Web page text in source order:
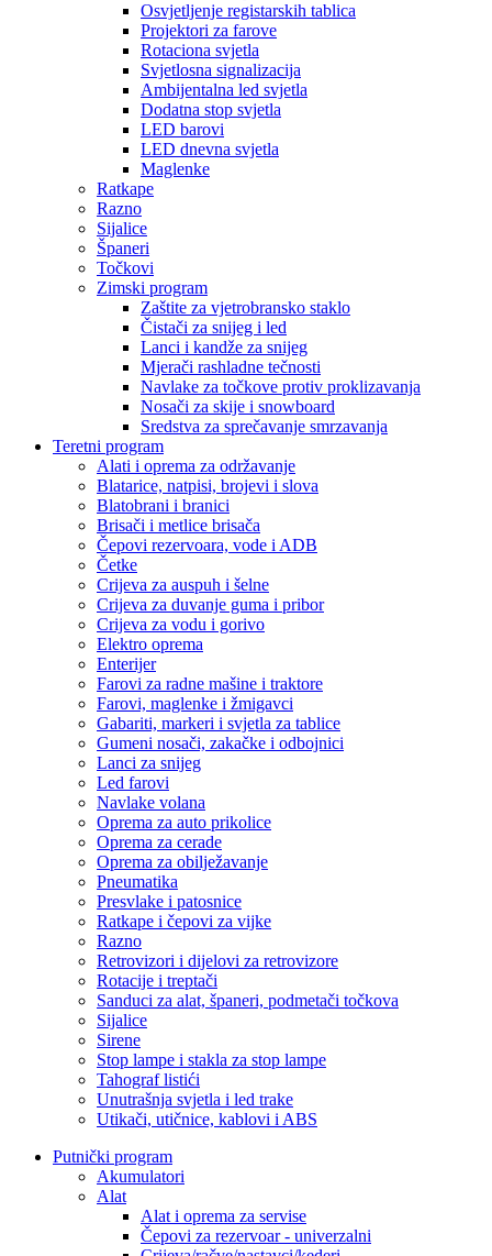
Osvjetljenje registarskih tablica
Projektori za farove
Rotaciona svjetla
Svjetlosna signalizacija
Ambijentalna led svjetla
Dodatna stop svjetla
LED barovi
LED dnevna svjetla
Maglenke
Ratkape
Razno
Sijalice
Španeri
Točkovi
Zimski program
Zaštite za vjetrobransko staklo
Čistači za snijeg i led
Lanci i kandže za snijeg
Mjerači rashladne tečnosti
Navlake za točkove protiv proklizavanja
Nosači za skije i snowboard
Sredstva za sprečavanje smrzavanja
Teretni program
Alati i oprema za održavanje
Blatarice, natpisi, brojevi i slova
Blatobrani i branici
Brisači i metlice brisača
Čepovi rezervoara, vode i ADB
Četke
Crijeva za auspuh i šelne
Crijeva za duvanje guma i pribor
Crijeva za vodu i gorivo
Elektro oprema
Enterijer
Farovi za radne mašine i traktore
Farovi, maglenke i žmigavci
Gabariti, markeri i svjetla za tablice
Gumeni nosači, zakačke i odbojnici
Lanci za snijeg
Led farovi
Navlake volana
Oprema za auto prikolice
Oprema za cerade
Oprema za obilježavanje
Pneumatika
Presvlake i patosnice
Ratkape i čepovi za vijke
Razno
Retrovizori i dijelovi za retrovizore
Rotacije i treptači
Sanduci za alat, španeri, podmetači točkova
Sijalice
Sirene
Stop lampe i stakla za stop lampe
Tahograf listići
Unutrašnja svjetla i led trake
Utikači, utičnice, kablovi i ABS
Putnički program
Akumulatori
Alat
Alat i oprema za servise
Čepovi za rezervoar - univerzalni